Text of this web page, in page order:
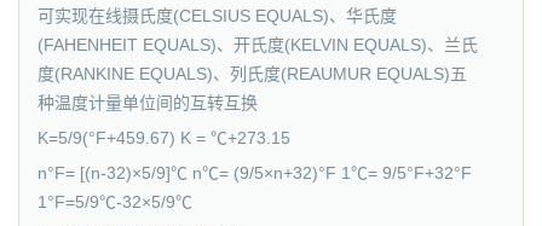
可实现在线摄氏度(CELSIUS EQUALS)、华氏度
(FAHENHEIT EQUALS)、开氏度(KELVIN EQUALS)、兰氏
度(RANKINE EQUALS)、列氏度(REAUMUR EQUALS)五
种温度计量单位间的互转互换
K=5/9(°F+459.67) K = ℃+273.15
n°F= [(n-32)×5/9]℃ n℃= (9/5×n+32)°F 1℃= 9/5°F+32°F
1°F=5/9℃-32×5/9℃